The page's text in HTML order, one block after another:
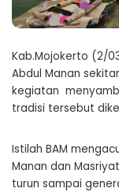
Kab.Mojokerto (2/
Abdul Manan
kegiatan
tradisi tersebut
Istilah BAM
Manan dan
turun sampai